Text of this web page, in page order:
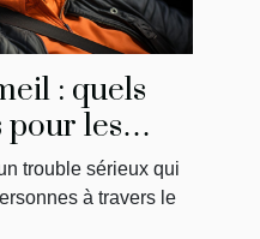
: quels
pour les
trouble sérieux qui
à travers le